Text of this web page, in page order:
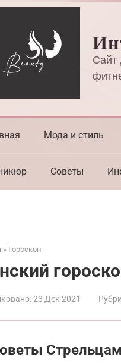
Сайт
Мода и стиль
Советы
» Гороскоп
23 Дек 2021